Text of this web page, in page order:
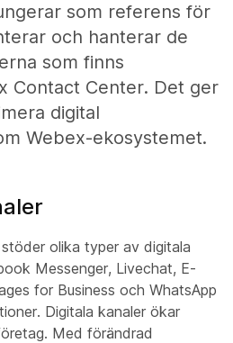
som referens för
och hanterar de
som finns
Contact Center. Det ger
digital
Webex-ekosystemet.
olika typer av digitala
Messenger, Livechat, E-
for Business och WhatsApp
Digitala kanaler ökar
Med förändrad